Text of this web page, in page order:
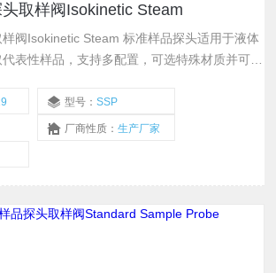
取样阀Isokinetic Steam
阀Isokinetic Steam 标准样品探头适用于液体
表性样品，支持多配置，可选特殊材质并可按
型号： SSP
厂商性质： 生产厂家